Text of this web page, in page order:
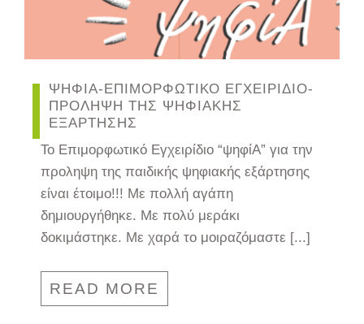
ΨΗΦΙΑ-ΕΠΙΜΟΡΦΩΤΙΚΟ ΕΓΧΕΙΡΙΔΙΟ-
ΠΡΟΛΗΨΗ ΤΗΣ ΨΗΦΙΑΚΗΣ
ΕΞΑΡΤΗΣΗΣ
Το Επιμορφωτικό Εγχειρίδιο “ψηφίΑ” για την
προληψη της παιδικής ψηφιακής εξάρτησης
είναι έτοιμο!!! Με πολλή αγάπη
δημιουργήθηκε. Με πολύ μεράκι
δοκιμάστηκε. Με χαρά το μοιραζόμαστε [...]
READ MORE